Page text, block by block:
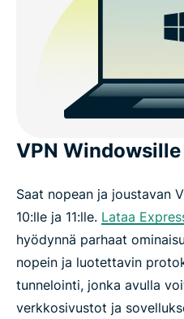
VPN Windowsille
Saat nopean ja joustavan
10:lle ja 11:lle. Lataa
hyödynnä parhaat
nopein ja luotettavin
tunnelointi, jonka avulla
verkkosivustot ja